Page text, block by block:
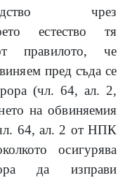
чрез
естество тя
правилото, че
пред съда се
(чл. 64, ал. 2,
на обвиняемия
64, ал. 2 от НПК
осигурява
да изправи